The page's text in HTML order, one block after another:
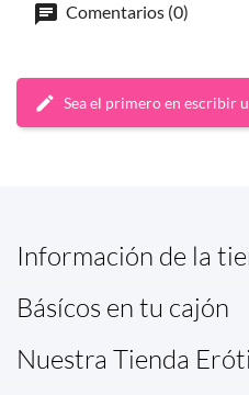
Comentarios (0)
Sea el primero en escribir
Información de la
Básícos en tu cajón
Nuestra Tienda